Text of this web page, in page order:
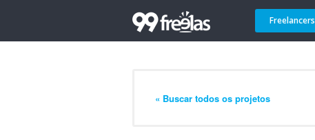
Freelancers
« Buscar todos os projetos